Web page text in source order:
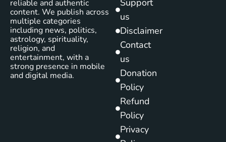
reliable and authentic
content. We publish across
multiple categories
including news, politics,
astrology, spirituality,
religion, and
entertainment, with a
strong presence in mobile
and digital media.
Support
us
Disclaimer
Contact
us
Donation
Policy
Refund
Policy
Privacy